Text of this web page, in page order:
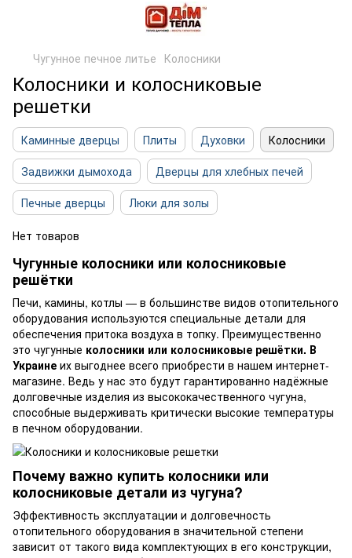
Чугунное печное литье Колосники
Колосники и колосниковые
решетки
Каминные дверцы Плиты Духовки
Колосники
Задвижки дымохода
Дверцы для хлебных печей
Печные дверцы
Люки для золы
Нет товаров
Чугунные колосники или колосниковые
решётки
Печи, камины, котлы — в большинстве видов отопительного
оборудования используются специальные детали для
обеспечения притока воздуха в топку. Преимущественно
это чугунные колосники или колосниковые решётки. В
Украине их выгоднее всего приобрести в нашем интернет-
магазине. Ведь у нас это будут гарантированно надёжные
долговечные изделия из высококачественного чугуна,
способные выдерживать критически высокие температуры
в печном оборудовании.
Почему важно купить колосники или
колосниковые детали из чугуна?
Эффективность эксплуатации и долговечность
отопительного оборудования в значительной степени
зависит от такого вида комплектующих в его конструкции,